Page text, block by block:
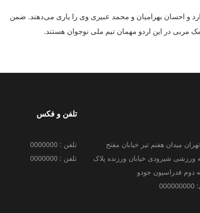
و احسان بهرامیان و محمد عبیری وی را یاری می‌دهند. ضمن
مربی در این اردو مهمان تیم ملی نوجوان هستند.
میدان هفتم تیر خیابان مفتح
ورزشی شیرودی خیابان ورزنده پلاک
تلفن و فکس
تلفن : 0000000
تلفن : 0000000